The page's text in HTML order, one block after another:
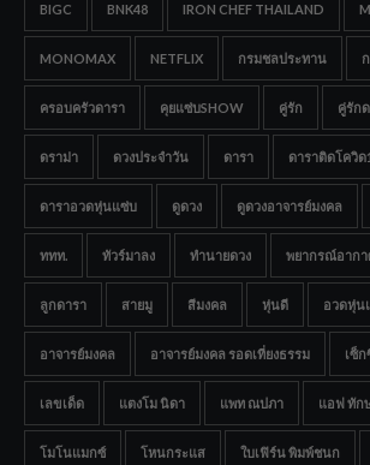
BIGC BNK48 IRON CHEF THAILAND
MONOMAX NETFLIX กรมชลประทาน
ครอบครัวดารา คุยแซ่บSHOW คู่รัก คู่รัก
ดราม่า ดวงประจำวัน ดารา ดาราติดโควิด
ดาราอวดหุ่นแซ่บ ดูดวง ดูดวงอาจารย์มงคล
ททท. ทัวร์มาลง ทำนายดวง พยากรณ์อากา
ลูกดารา สายมู สีมงคล หุ่นดี อวดหุ่น
อาจารย์มงคล อาจารย์มงคล รอดเที่ยงธรรม เซ็ก
เลขเด็ด แตงโม นิดา แพท ณปภา แอฟ ทัก
โมโนแมกซ์ โหนกระแส ใบเฟิร์น พิมพ์ชนก